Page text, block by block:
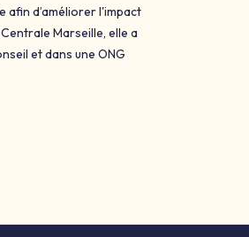
afin d’améliorer l'impact
Marseille, elle a
et dans une ONG